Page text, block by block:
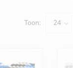
Toon: